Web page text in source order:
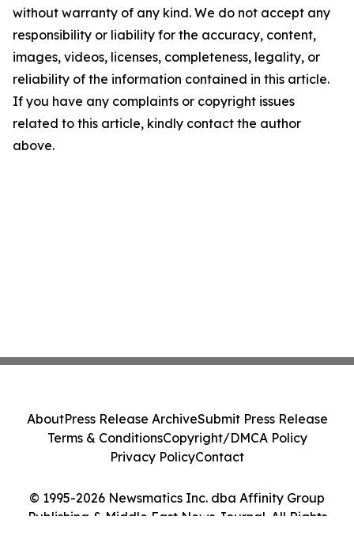
without warranty of any kind. We do not accept any
responsibility or liability for the accuracy, content,
images, videos, licenses, completeness, legality, or
reliability of the information contained in this article.
If you have any complaints or copyright issues
related to this article, kindly contact the author
above.
© 1995-2026 Newsmatics Inc. dba Affinity Group
Publishing & Middle East News Journal. All Rights
AboutPress Release ArchiveSubmit Press Release
Terms & ConditionsCopyright/DMCA Policy
Privacy PolicyContact